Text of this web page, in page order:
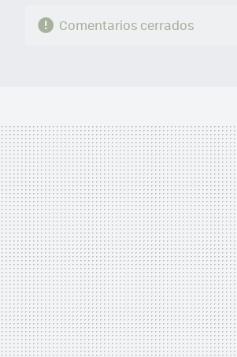
Comentarios cerrados